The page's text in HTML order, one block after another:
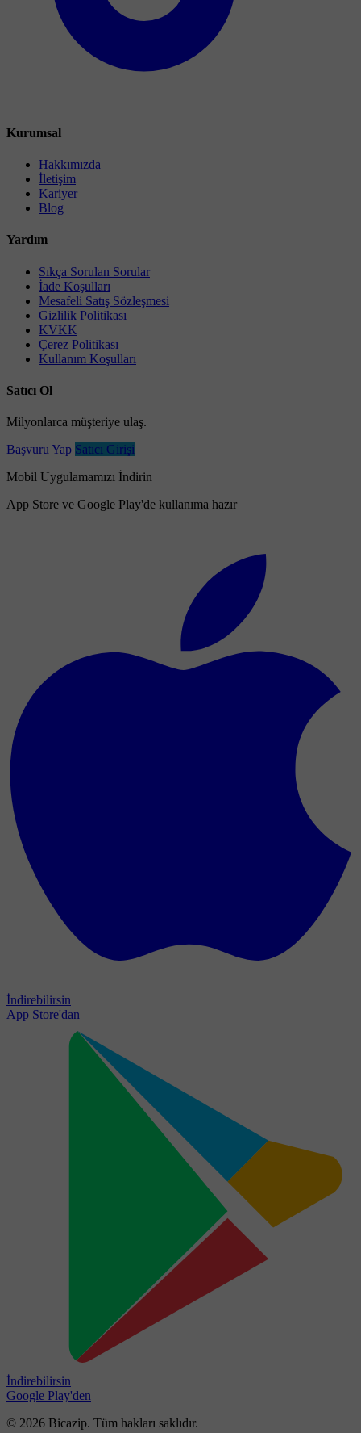
Kurumsal
Hakkımızda
İletişim
Kariyer
Blog
Yardım
Sıkça Sorulan Sorular
İade Koşulları
Mesafeli Satış Sözleşmesi
Gizlilik Politikası
KVKK
Çerez Politikası
Kullanım Koşulları
Satıcı Ol
Milyonlarca müşteriye ulaş.
Başvuru Yap Satıcı Girişi
Mobil Uygulamamızı İndirin
App Store ve Google Play'de kullanıma hazır
İndirebilirsin
App Store'dan
İndirebilirsin
Google Play'den
© 2026 Bicazip. Tüm hakları saklıdır.